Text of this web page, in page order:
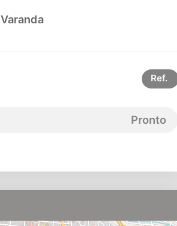
Varanda
Ref.
Pronto